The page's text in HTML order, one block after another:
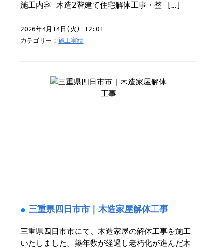
施工内容 木造2階建て住宅解体工事・整 […]
2026年4月14日(火) 12:01
カテゴリー：施工実績
三重県四日市市｜木造家屋解体工事
三重県四日市市にて、木造家屋の解体工事を施工
いたしました。築年数が経過し老朽化が進んだ木